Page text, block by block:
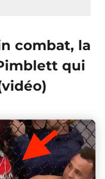
combat, la
qui